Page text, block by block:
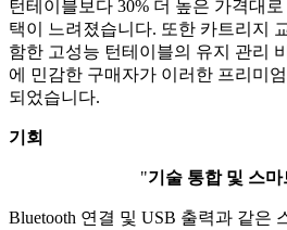
턴테이블보다 30% 더 높은 가격대
택이 느려졌습니다. 또한 카트리지
함한 고성능 턴테이블의 유지 관리
에 민감한 구매자가 이러한 프리미
되었습니다.
기회
"기술 통합 및 스
Bluetooth 연결 및 USB 출력과 같은